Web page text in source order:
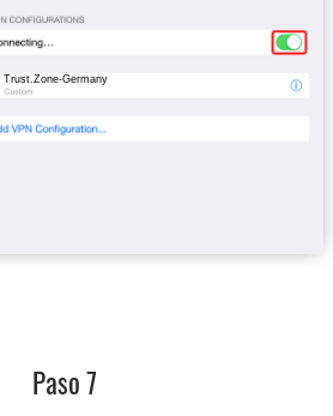
Trust.Zone-Germany
Paso 7